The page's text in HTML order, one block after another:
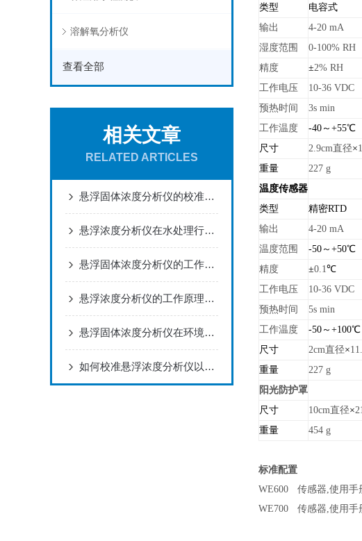
溶解氧分析仪
查看全部
相关文章
RELATED ARTICLES
悬浮固体浓度分析仪的校准与维护指南
悬浮浓度分析仪在水处理行业中的应用
悬浮固体浓度分析仪的工作原理与应用
悬浮浓度分析仪的工作原理及其应用范围
悬浮固体浓度分析仪在环境监测中的应用
如何校准悬浮浓度分析仪以确保测量准确性？
类型
电容式
输出
4-20 mA
湿度范围
0-100% RH
精度
±2% RH
工作电压
10-36 VDC
预热时间
3s min
工作温度
-40～+55℃
尺寸
2.9cm直径×
重量
227 g
温度传感器
类型
精密RTD
输出
4-20 mA
温度范围
-50～+50℃
精度
±0.1℃
工作电压
10-36 VDC
预热时间
5s min
工作温度
-50～+100℃
尺寸
2cm直径×
重量
227 g
阳光防护罩
尺寸
10cm直径×
重量
454 g
标准配置
WE600
传感器,使用手
WE700
传感器,使用手